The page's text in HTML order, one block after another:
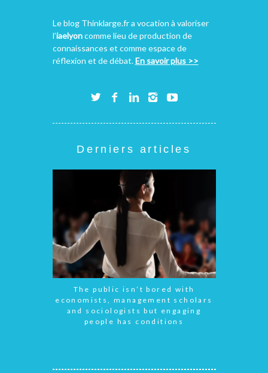
Le blog Thinklarge.fr a vocation à valoriser
l’iaelyoncomme lieu de production de
connaissances et comme espace de
réflexion et de débat.En savoir plus >>
Derniers articles
The public isn’t bored with
economists, management scholars
and sociologists but engaging
people has conditions